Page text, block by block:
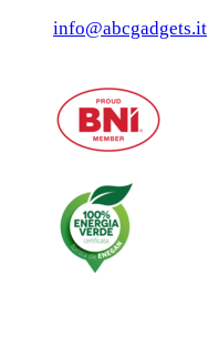
info@abcgadgets.it